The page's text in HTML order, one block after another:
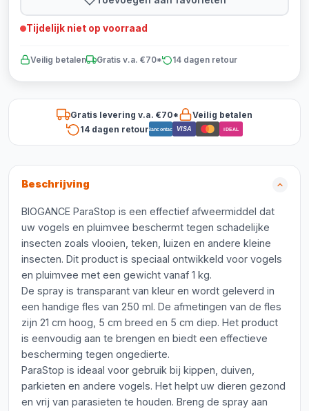
Tijdelijk niet op voorraad
Veilig betalen Gratis v.a. €70* 14 dagen retour
Gratis levering v.a. €70*
Veilig betalen
14 dagen retourBancontact VISA iDEAL
Beschrijving
BIOGANCE ParaStop is een effectief afweermiddel dat
uw vogels en pluimvee beschermt tegen schadelijke
insecten zoals vlooien, teken, luizen en andere kleine
insecten. Dit product is speciaal ontwikkeld voor vogels
en pluimvee met een gewicht vanaf 1 kg.
De spray is transparant van kleur en wordt geleverd in
een handige fles van 250 ml. De afmetingen van de fles
zijn 21 cm hoog, 5 cm breed en 5 cm diep. Het product
is eenvoudig aan te brengen en biedt een effectieve
bescherming tegen ongedierte.
ParaStop is ideaal voor gebruik bij kippen, duiven,
parkieten en andere vogels. Het helpt uw dieren gezond
en vrij van parasieten te houden. Breng de spray aan